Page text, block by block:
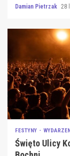
Damian Pietrzak 28
FESTYNY
Święto Ulicy